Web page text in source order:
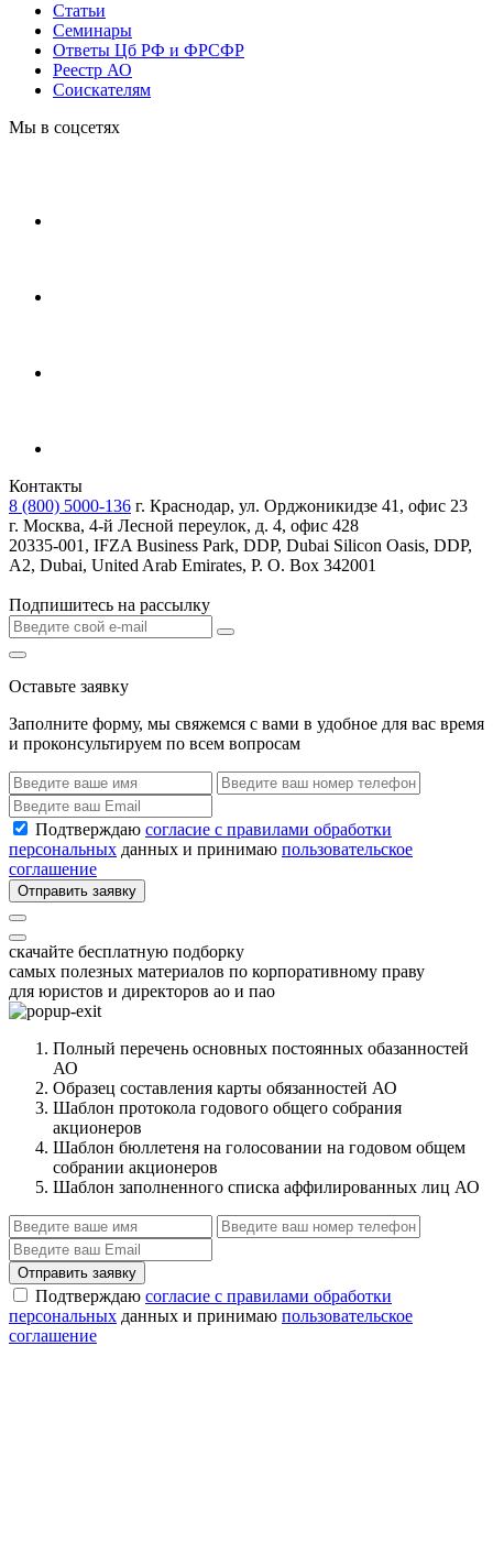
Статьи
Cеминары
Ответы Цб РФ и ФРСФР
Реестр АО
Соискателям
Мы в соцсетях
Контакты
8 (800) 5000-136 г. Краснодар, ул. Орджоникидзе 41, офис 23
г. Москва, 4-й Лесной переулок, д. 4, офис 428
20335-001, IFZA Business Park, DDP, Dubai Silicon Oasis, DDP,
A2, Dubai, United Arab Emirates, P. O. Box 342001
Подпишитесь на рассылку
Оставьте заявку
Заполните форму, мы свяжемся с вами в удобное для вас время
и проконсультируем по всем вопросам
Подтверждаю согласие с правилами обработки
персональных данных и принимаю пользовательское
соглашение
Отправить заявку
скачайте бесплатную подборку
самых полезных материалов по корпоративному праву
для юристов и директоров ао и пао
Полный перечень основных постоянных обазанностей
АО
Образец составления карты обязанностей АО
Шаблон протокола годового общего собрания
акционеров
Шаблон бюллетеня на голосовании на годовом общем
собрании акционеров
Шаблон заполненного списка аффилированных лиц АО
Отправить заявку
Подтверждаю согласие с правилами обработки
персональных данных и принимаю пользовательское
соглашение